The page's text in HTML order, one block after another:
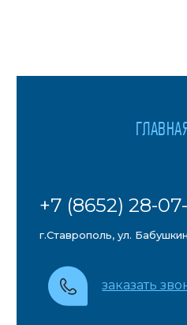
ГЛАВНАЯ
+7 (8652) 28-
г.Ставрополь, ул.
заказать